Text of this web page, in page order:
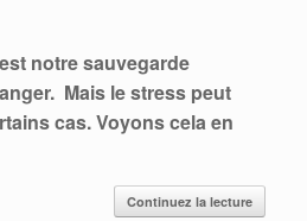
notre sauvegarde
Mais le stress peut
cas. Voyons cela en
Continuez la lecture